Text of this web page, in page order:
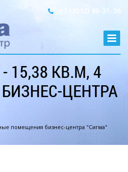
+7 (3012) 46-31-36
15,38 КВ.М, 4
ЦЕНТРА
помещения бизнес-центра "Сигма"